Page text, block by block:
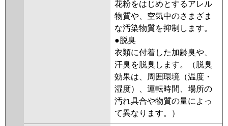
花粉をはじめとするアレル
物質や、空気中のさまざま
な汚染物質を抑制します。
●脱臭
衣類に付着した加齢臭や、
汗臭を脱臭します。（脱臭
効果は、周囲環境（温度・
湿度）、運転時間、場所の
汚れ具合や物質の量によっ
て異なります。）